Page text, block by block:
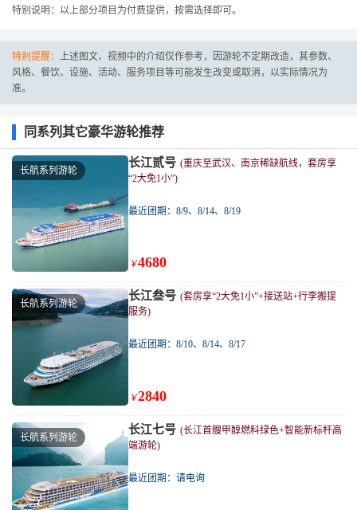
特别说明：以上部分项目为付费提供，按需选择即可。
特别提醒： 上述图文、视频中的介绍仅作参考，因游轮不定期改造，其参数、
风格、餐饮、设施、活动、服务项目等可能发生改变或取消，以实际情况为
准。
同系列其它豪华游轮推荐
长航系列游轮
长江贰号 (重庆至武汉、南京稀缺航线，套房享
“2大免1小”)
最近团期：8/9、8/14、8/19
￥4680
长航系列游轮
长江叁号 (套房享“2大免1小”+接送站+行李搬提
服务)
最近团期：8/10、8/14、8/17
￥2840
长航系列游轮
长江七号 (长江首艘甲醇燃料绿色+智能新标杆高
端游轮)
最近团期：请电询